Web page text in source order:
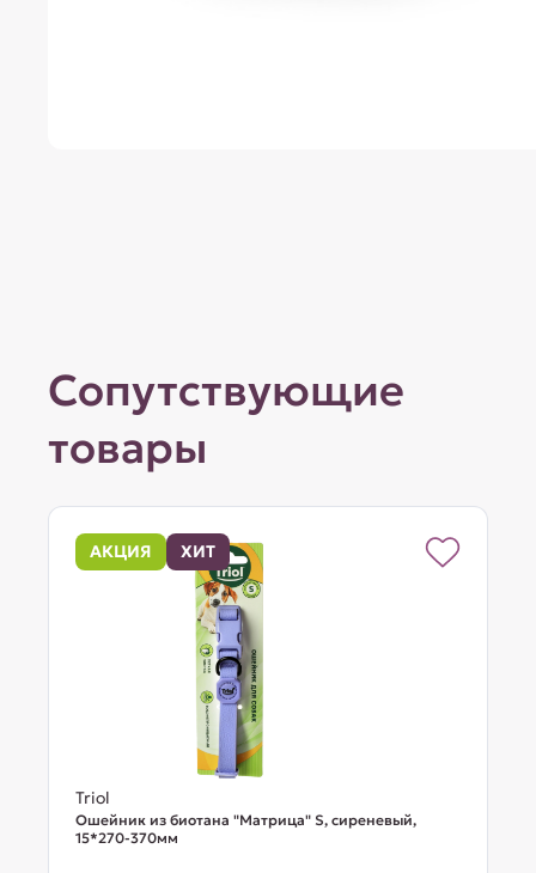
Сопутствующие
товары
АКЦИЯ ХИТ
Triol
Ошейник из биотана "Матрица" S, сиреневый,
15*270-370мм